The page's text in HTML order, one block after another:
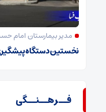
مدیر بیمارستان امام
نخستین دستگاه پیشگیری
فــرهــنــگی